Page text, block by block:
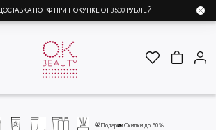
ПО РФ ПРИ ПОКУПКЕ ОТ 3500 РУБЛЕЙ
🎁Подарки🔥 Скидки до 50%